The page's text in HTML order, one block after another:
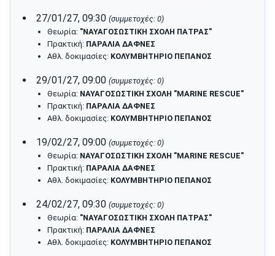
27/01/27, 09:30 (συμμετοχές: 0)
Θεωρία: "ΝΑΥΑΓΟΣΩΣΤΙΚΗ ΣΧΟΛΗ ΠΑΤΡΑΣ"
Πρακτική: ΠΑΡΑΛΙΑ ΔΑΦΝΕΣ
Αθλ. δοκιμασίες: ΚΟΛΥΜΒΗΤΗΡΙΟ ΠΕΠΑΝΟΣ
29/01/27, 09:00 (συμμετοχές: 0)
Θεωρία: ΝΑΥΑΓΟΣΩΣΤΙΚΗ ΣΧΟΛΗ "MARINE RESCUE"
Πρακτική: ΠΑΡΑΛΙΑ ΔΑΦΝΕΣ
Αθλ. δοκιμασίες: ΚΟΛΥΜΒΗΤΗΡΙΟ ΠΕΠΑΝΟΣ
19/02/27, 09:00 (συμμετοχές: 0)
Θεωρία: ΝΑΥΑΓΟΣΩΣΤΙΚΗ ΣΧΟΛΗ "MARINE RESCUE"
Πρακτική: ΠΑΡΑΛΙΑ ΔΑΦΝΕΣ
Αθλ. δοκιμασίες: ΚΟΛΥΜΒΗΤΗΡΙΟ ΠΕΠΑΝΟΣ
24/02/27, 09:30 (συμμετοχές: 0)
Θεωρία: "ΝΑΥΑΓΟΣΩΣΤΙΚΗ ΣΧΟΛΗ ΠΑΤΡΑΣ"
Πρακτική: ΠΑΡΑΛΙΑ ΔΑΦΝΕΣ
Αθλ. δοκιμασίες: ΚΟΛΥΜΒΗΤΗΡΙΟ ΠΕΠΑΝΟΣ